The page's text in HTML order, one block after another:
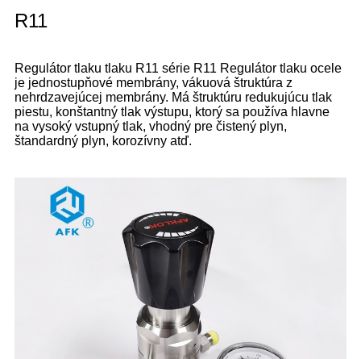
R11
Regulátor tlaku tlaku R11 série R11 Regulátor tlaku ocele
je jednostupňové membrány, vákuová štruktúra z
nehrdzavejúcej membrány. Má štruktúru redukujúcu tlak
piestu, konštantný tlak výstupu, ktorý sa používa hlavne
na vysoký vstupný tlak, vhodný pre čistený plyn,
štandardný plyn, korozívny atď.